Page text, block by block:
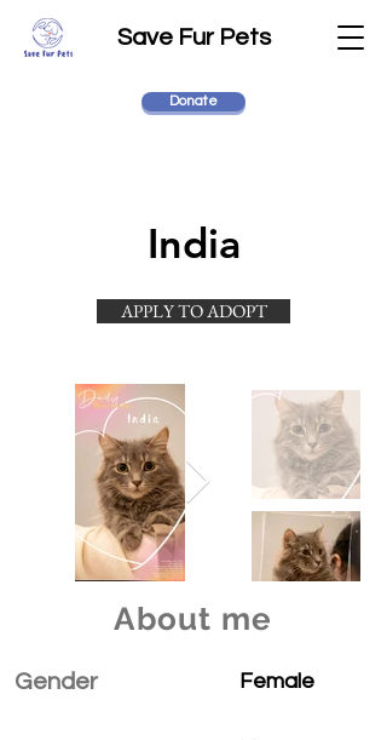
Save Fur Pets
Donate
India
APPLY TO ADOPT
About me
Gender Female